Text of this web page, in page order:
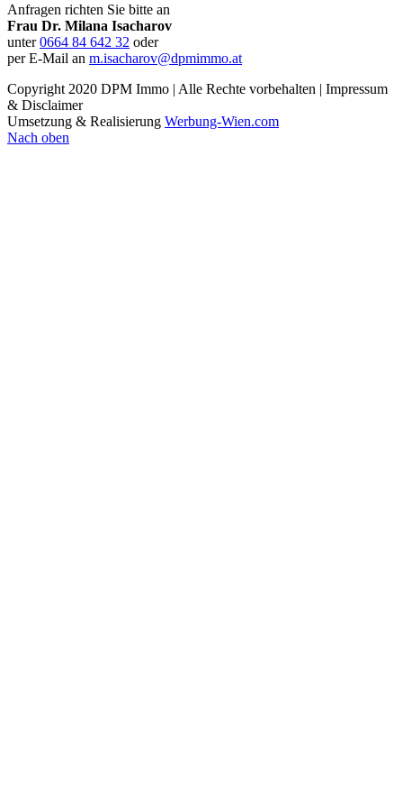
Anfragen richten Sie bitte an
Frau Dr. Milana Isacharov
unter0664 84 642 32 oder
per E-Mail an m.isacharov@dpmimmo.at
Copyright 2020 DPM Immo | Alle Rechte vorbehalten | Impressum
& Disclaimer
Umsetzung & Realisierung Werbung-Wien.com
Nach oben